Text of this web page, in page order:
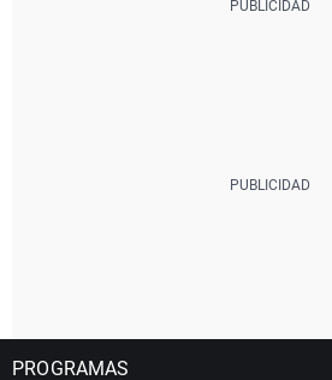
PROGRAMAS